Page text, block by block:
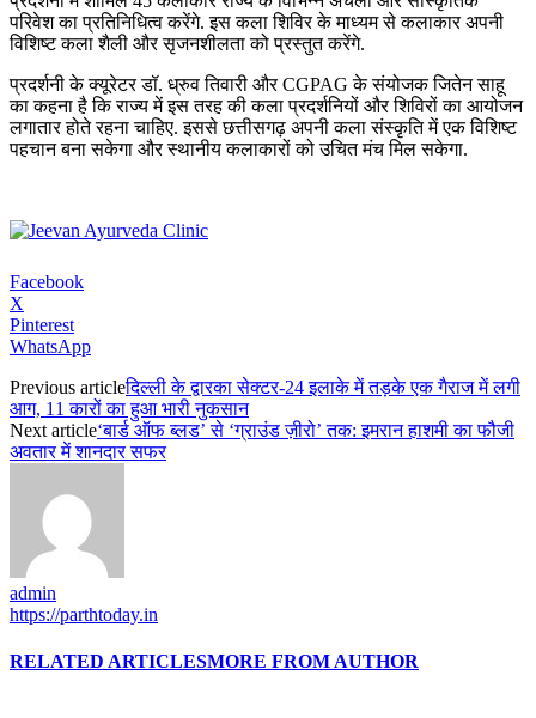
परिवेश का प्रतिनिधित्व करेंगे. इस कला शिविर के माध्यम से कलाकार अपनी
विशिष्ट कला शैली और सृजनशीलता को प्रस्तुत करेंगे.
प्रदर्शनी के क्यूरेटर डॉ. ध्रुव तिवारी और CGPAG के संयोजक जितेन साहू
का कहना है कि राज्य में इस तरह की कला प्रदर्शनियों और शिविरों का आयोजन
लगातार होते रहना चाहिए. इससे छत्तीसगढ़ अपनी कला संस्कृति में एक विशिष्ट
पहचान बना सकेगा और स्थानीय कलाकारों को उचित मंच मिल सकेगा.
Facebook
X
Pinterest
WhatsApp
Previous articleदिल्ली के द्वारका सेक्टर-24 इलाके में तड़के एक गैराज में लगी
आग, 11 कारों का हुआ भारी नुकसान
Next article‘बार्ड ऑफ ब्लड’ से ‘ग्राउंड ज़ीरो’ तक: इमरान हाशमी का फौजी
अवतार में शानदार सफर
admin
https://parthtoday.in
RELATED ARTICLESMORE FROM AUTHOR